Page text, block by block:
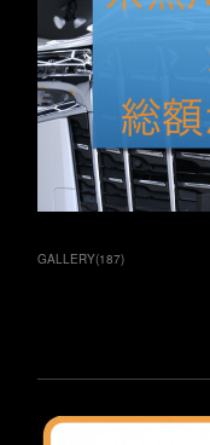
GALLERY(187)